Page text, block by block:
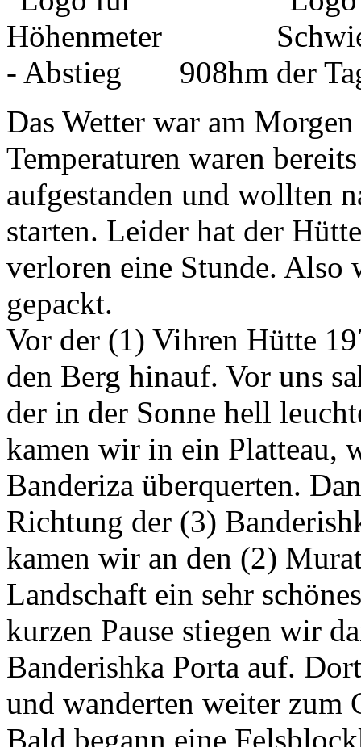
908hm
Das Wetter war am
Temperaturen waren
aufgestanden und wollten
starten. Leider hat der
verloren eine Stunde. Also
gepackt.
Vor der (1) Vihren Hütte
den Berg hinauf. Vor uns
der in der Sonne hell
kamen wir in ein Platteau,
Banderiza überquerten.
Richtung der (3)
kamen wir an den (2)
Landschaft ein sehr
kurzen Pause stiegen wir
Banderishka Porta auf.
und wanderten weiter
Bald begann eine